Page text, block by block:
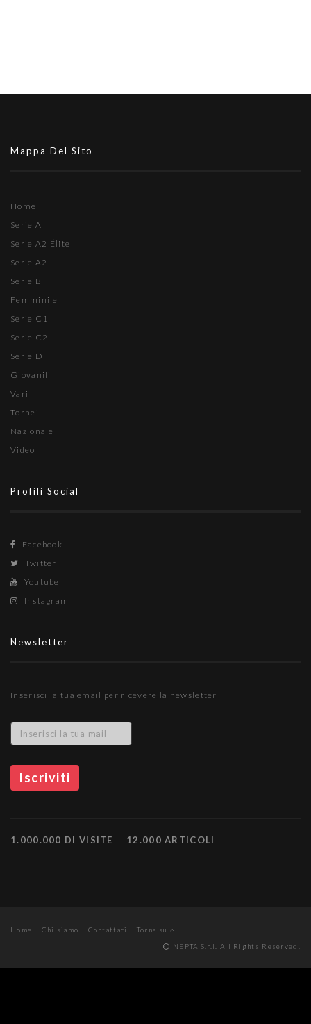
Mappa Del Sito
Home
Serie A
Serie A2 Élite
Serie A2
Serie B
Femminile
Serie C1
Serie C2
Serie D
Giovanili
Vari
Tornei
Nazionale
Video
Profili Social
Facebook
Twitter
Youtube
Instagram
Newsletter
Inserisci la tua email per ricevere la newsletter
1.000.000 DI VISITE 12.000 ARTICOLI
Home Chi siamo Contattaci
Torna su
NEPTA S.r.l. All Rights Reserved.